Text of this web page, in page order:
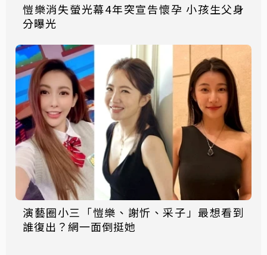
愷樂消失螢光幕4年突宣告懷孕 小孩生父身
分曝光
演藝圈小三「愷樂、謝忻、采子」最想看到
誰復出？網一面倒挺她